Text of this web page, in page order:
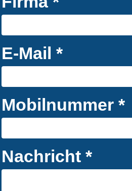
E-Mail *
Mobilnummer *
Nachricht *